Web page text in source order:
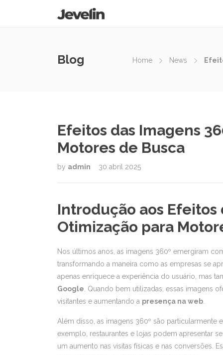
Blog Home News
Efeitos das Imagens
Motores de Busca
by admin 30 abril 2025
Introdução aos Efeitos
Otimização para
Nos últimos anos, as imagens 360º emergiram
transformando a maneira como as empresas se
apenas enriquece a experiência do usuário, mas
Google . Quando bem utilizadas, essas imagens
visitantes e aumentando a presença na web
Além disso, as imagens 360º são
exemplo, restaurantes e lojas podem apresentar
um aumento nas visitas físicas e nas conversões.